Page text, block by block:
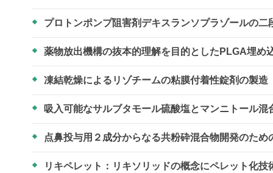
プロトンポンプ阻害剤デキスランソプラゾールの
薬物放出機構の抜本的理解を目的としたPLGA埋め
凍結乾燥によるリゾチームの粘膜付着性錠剤の製造
吸入可能なサルブタモール硫酸塩とマンニトール
点鼻投与用２成分からなる共粉砕混合物開発のた
リキペレット：リキソリッドの概念にペレット化